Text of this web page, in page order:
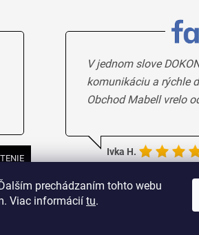
prechádzaním tohto webu
Viac informácií tu.
V jednom slove
komunikáciu a rýchle
Obchod Mabell vrelo
Ivka H.